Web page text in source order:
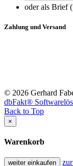
oder als Brief
Zahlung und Versand
© 2026 Gerhard
dbFakt®
Back to Top
×
Warenkorb
weiter einkaufen